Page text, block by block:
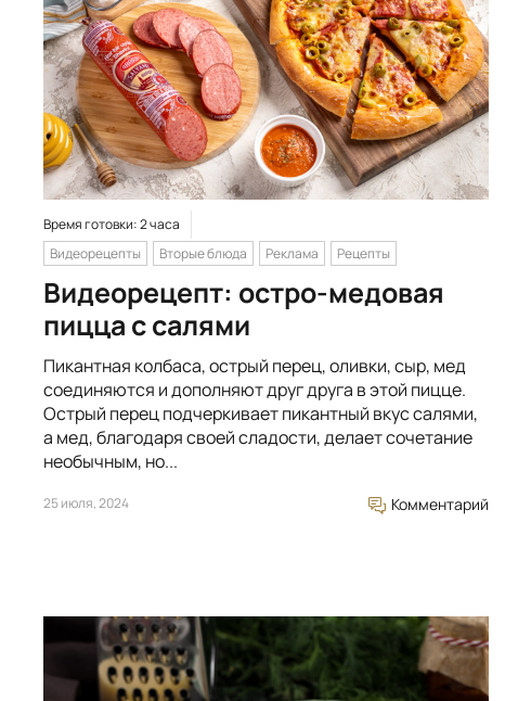
Время готовки: 2 часа
Видеорецепты
Вторые блюда Реклама Рецепты
Видеорецепт: остро-медовая
пицца с салями
Пикантная колбаса, острый перец, оливки, сыр, мед
соединяются и дополняют друг друга в этой пицце.
Острый перец подчеркивает пикантный вкус салями,
а мед, благодаря своей сладости, делает сочетание
необычным, но...
25 июля, 2024 Комментарий